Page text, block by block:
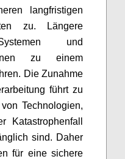
langfristigen
zu. Längere
und
zu einem
Die Zunahme
führt zu
Technologien,
sind. Daher
für eine sichere